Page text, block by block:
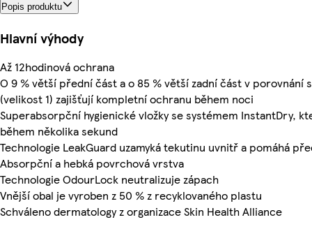
Popis produktu
Hlavní výhody
Až 12hodinová ochrana
O 9 % větší přední část a o 85 % větší zadní část v porovnání
(velikost 1) zajišťují kompletní ochranu během noci
Superabsorpční hygienické vložky se systémem InstantDry,
během několika sekund
Technologie LeakGuard uzamyká tekutinu uvnitř a pomáhá
Absorpční a hebká povrchová vrstva
Technologie OdourLock neutralizuje zápach
Vnější obal je vyroben z 50 % z recyklovaného plastu
Schváleno dermatology z organizace Skin Health Alliance